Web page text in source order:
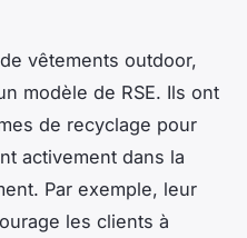
vêtements outdoor,
modèle de RSE. Ils ont
de recyclage pour
activement dans la
Par exemple, leur
les clients à